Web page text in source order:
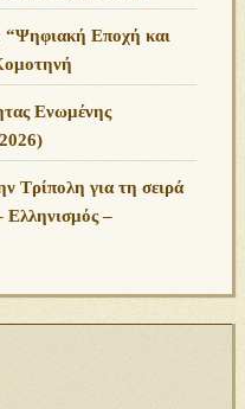
“Ψηφιακή Εποχή και
Ενωμένης
Τρίπολη για τη σειρά
Ελληνισμός –